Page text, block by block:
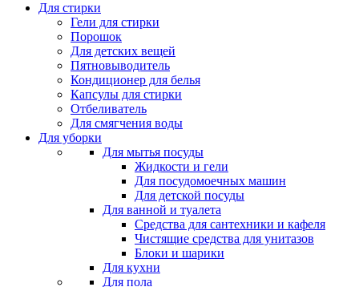
Для стирки
Гели для стирки
Порошок
Для детских вещей
Пятновыводитель
Кондиционер для белья
Капсулы для стирки
Отбеливатель
Для смягчения воды
Для уборки
Для мытья посуды
Жидкости и гели
Для посудомоечных машин
Для детской посуды
Для ванной и туалета
Средства для сантехники и кафеля
Чистящие средства для унитазов
Блоки и шарики
Для кухни
Для пола